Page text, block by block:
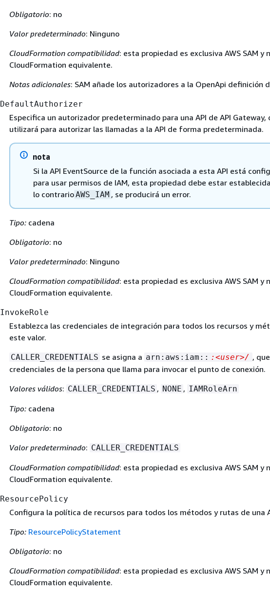
Obligatorio: no
Valor predeterminado: Ninguno
CloudFormation compatibilidad: esta propiedad es exclusiva AWS SAM y
CloudFormation equivalente.
Notas adicionales: SAM añade los autorizadores a la OpenApi definición
DefaultAuthorizer
Especifica un autorizador predeterminado para una API de API Gateway,
utilizará para autorizar las llamadas a la API de forma predeterminada.
nota
Si la API EventSource de la función asociada a esta API está
para usar permisos de IAM, esta propiedad debe estar
lo contrarioAWS_IAM , se producirá un error.
Tipo:cadena
Obligatorio: no
Valor predeterminado: Ninguno
CloudFormation compatibilidad: esta propiedad es exclusiva AWS SAM y
CloudFormation equivalente.
InvokeRole
Establezca las credenciales de integración para todos los recursos y
este valor.
CALLER_CREDENTIALS se asigna a arn:aws:iam:: :<user>/ ,
credenciales de la persona que llama para invocar el punto de conexión.
Valores válidos: CALLER_CREDENTIALS , NONE , IAMRoleArn
Tipo:cadena
Obligatorio: no
Valor predeterminado: CALLER_CREDENTIALS
CloudFormation compatibilidad: esta propiedad es exclusiva AWS SAM y
CloudFormation equivalente.
ResourcePolicy
Configura la política de recursos para todos los métodos y rutas de una
Tipo: ResourcePolicyStatement
Obligatorio: no
CloudFormation compatibilidad: esta propiedad es exclusiva AWS SAM y
CloudFormation equivalente.